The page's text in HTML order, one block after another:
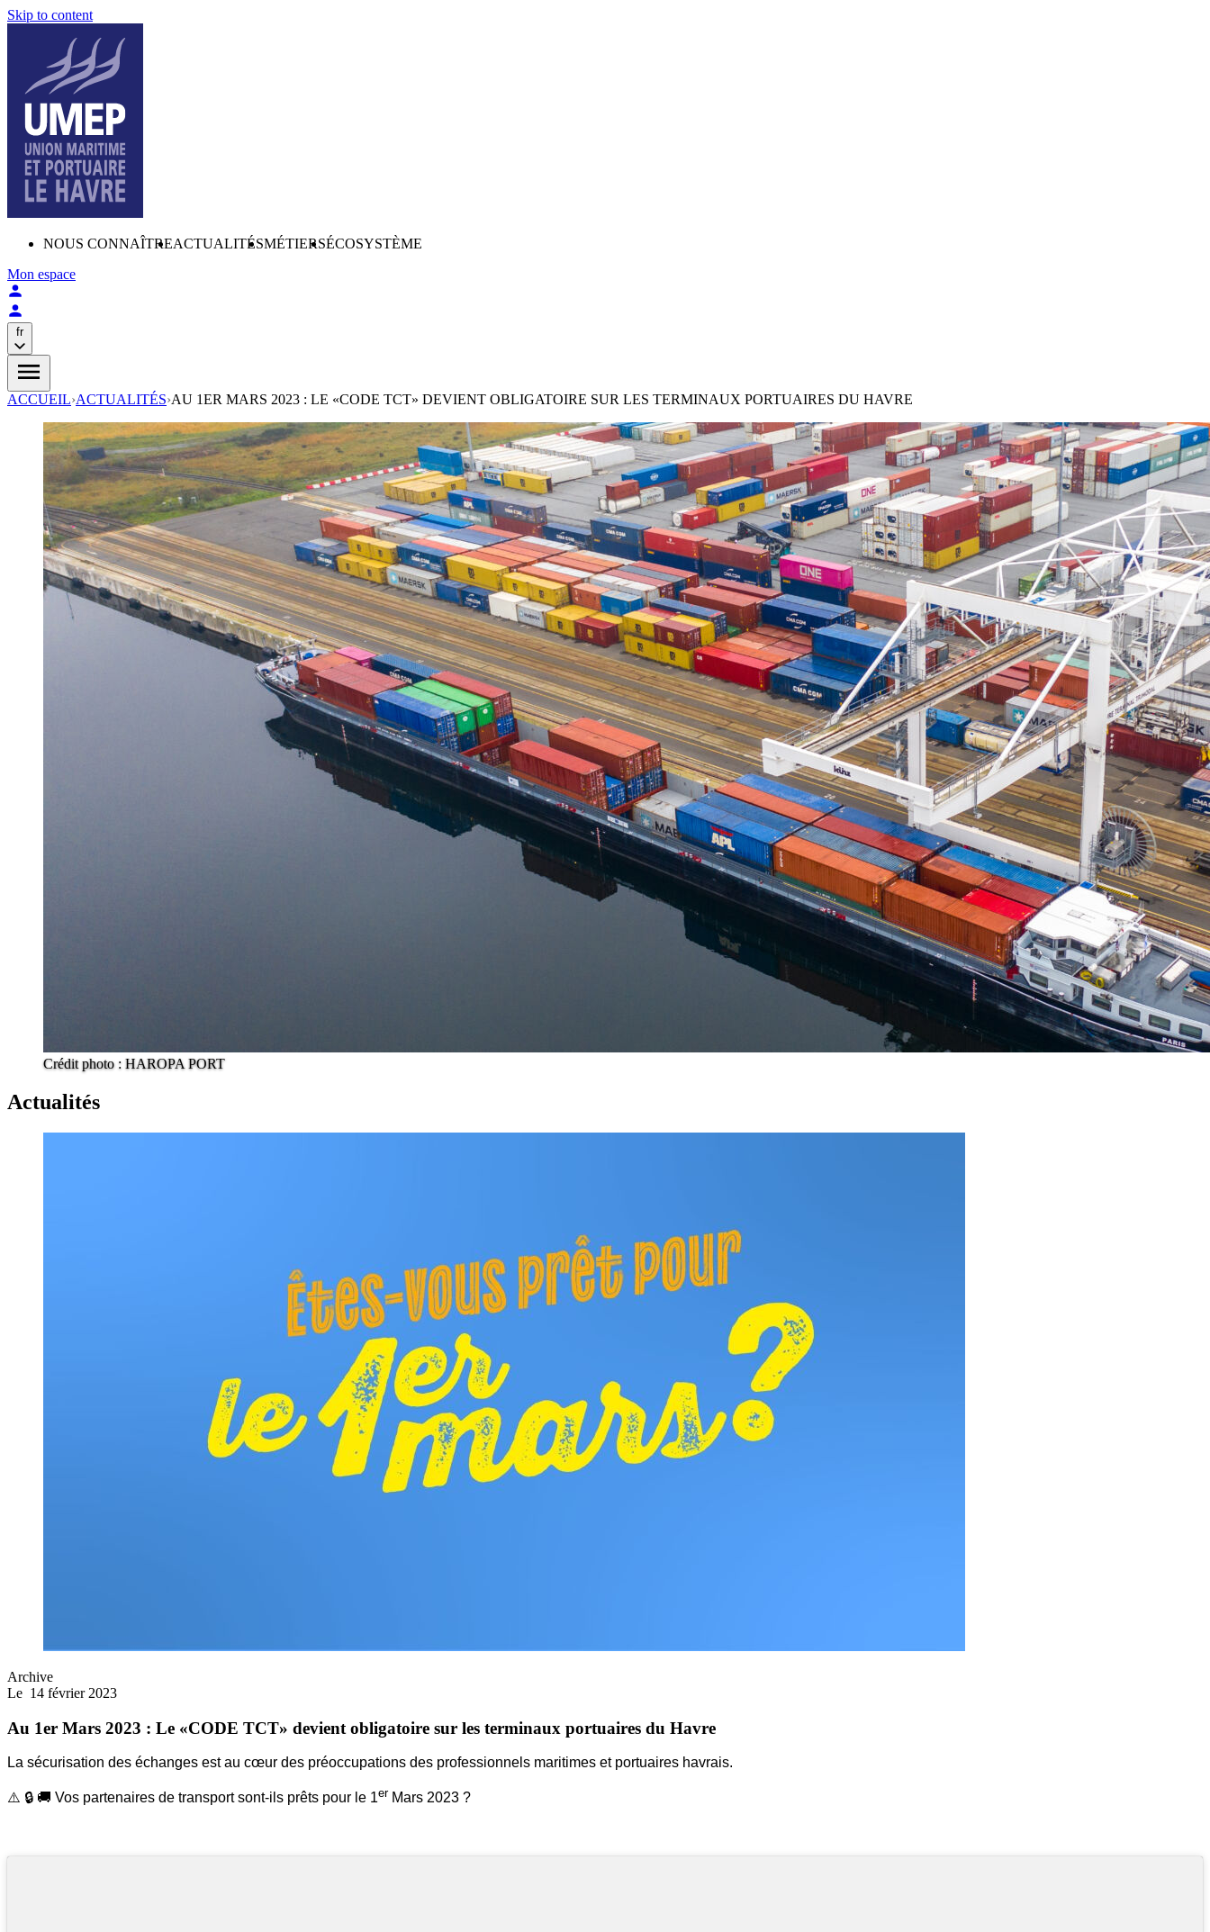
Skip to content
NOUS CONNAÎTREACTUALITÉSMÉTIERSÉCOSYSTÈME
Mon espace
fr
ACCUEIL›ACTUALITÉS›AU 1ER MARS 2023 : LE «CODE TCT» DEVIENT OBLIGATOIRE SUR LES TERMINAUX PORTUAIRES DU HAVRE
Crédit photo : HAROPA PORT
Actualités
Archive
Le 14 février 2023
Au 1er Mars 2023 : Le «CODE TCT» devient obligatoire sur les terminaux portuaires du Havre
La sécurisation des échanges est au cœur des préoccupations des professionnels maritimes et portuaires havrais.
⚠️ 🔒 🚚 Vos partenaires de transport sont-ils prêts pour le 1er Mars 2023 ?